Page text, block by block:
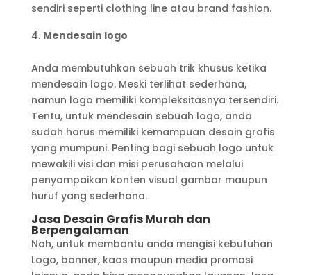
sendiri seperti clothing line atau brand fashion.
Mendesain logo
Anda membutuhkan sebuah trik khusus ketika
mendesain logo. Meski terlihat sederhana,
namun logo memiliki kompleksitasnya tersendiri.
Tentu, untuk mendesain sebuah logo, anda
sudah harus memiliki kemampuan desain grafis
yang mumpuni. Penting bagi sebuah logo untuk
mewakili visi dan misi perusahaan melalui
penyampaikan konten visual gambar maupun
huruf yang sederhana.
Jasa Desain Grafis Murah dan
Berpengalaman
Nah, untuk membantu anda mengisi kebutuhan
Logo, banner, kaos maupun media promosi